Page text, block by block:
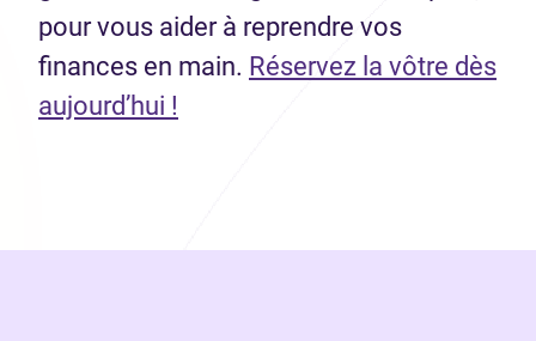
pour vous aider à reprendre vos
finances en main. Réservez la vôtre dès
aujourd’hui !